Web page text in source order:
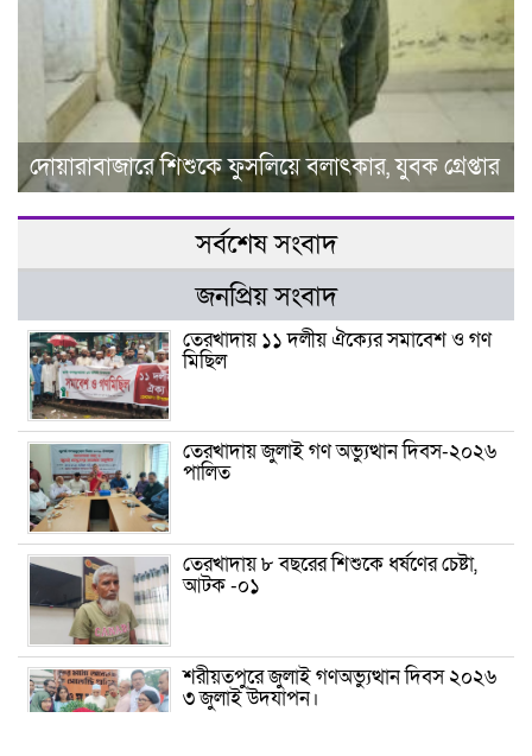
দোয়ারাবাজারে শিশুকে ফুসলিয়ে বলাৎকার, যুবক গ্রেপ্তার
সর্বশেষ সংবাদ
জনপ্রিয় সংবাদ
তেরখাদায় ১১ দলীয় ঐক্যের সমাবেশ ও গণ
মিছিল
তেরখাদায় জুলাই গণ অভ্যুত্থান দিবস-২০২৬
পালিত
তেরখাদায় ৮ বছরের শিশুকে ধর্ষণের চেষ্টা,
আটক -০১
শরীয়তপুরে জুলাই গণঅভ্যুত্থান দিবস ২০২৬
৩ জুলাই উদযাপন।